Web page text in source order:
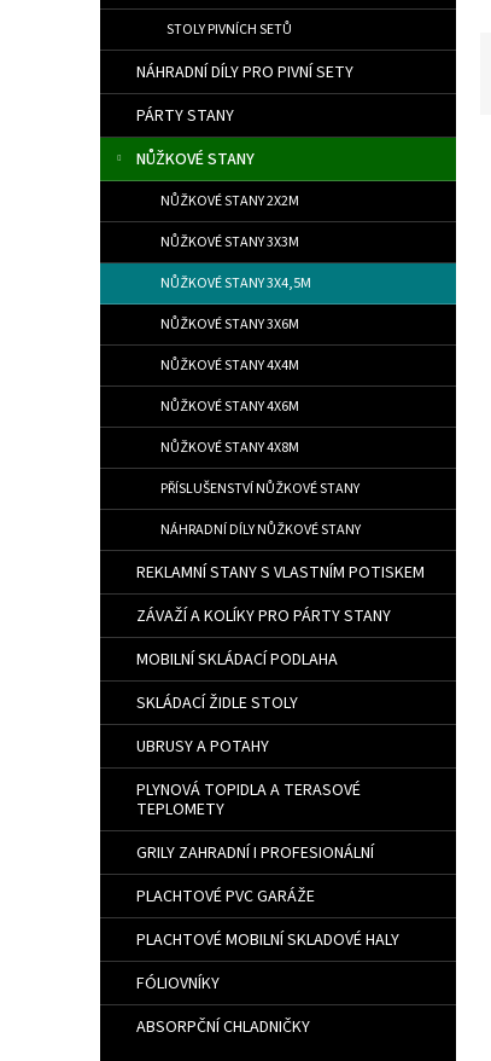
STOLY PIVNÍCH SETŮ
NÁHRADNÍ DÍLY PRO PIVNÍ SETY
PÁRTY STANY
NŮŽKOVÉ STANY
NŮŽKOVÉ STANY 2X2M
NŮŽKOVÉ STANY 3X3M
NŮŽKOVÉ STANY 3X4,5M
NŮŽKOVÉ STANY 3X6M
NŮŽKOVÉ STANY 4X4M
NŮŽKOVÉ STANY 4X6M
NŮŽKOVÉ STANY 4X8M
PŘÍSLUŠENSTVÍ NŮŽKOVÉ STANY
NÁHRADNÍ DÍLY NŮŽKOVÉ STANY
REKLAMNÍ STANY S VLASTNÍM POTISKEM
ZÁVAŽÍ A KOLÍKY PRO PÁRTY STANY
MOBILNÍ SKLÁDACÍ PODLAHA
SKLÁDACÍ ŽIDLE STOLY
UBRUSY A POTAHY
PLYNOVÁ TOPIDLA A TERASOVÉ
TEPLOMETY
GRILY ZAHRADNÍ I PROFESIONÁLNÍ
PLACHTOVÉ PVC GARÁŽE
PLACHTOVÉ MOBILNÍ SKLADOVÉ HALY
FÓLIOVNÍKY
ABSORPČNÍ CHLADNIČKY